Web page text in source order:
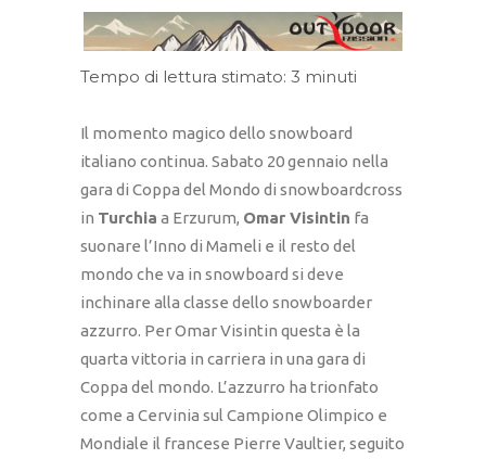
Tempo di lettura stimato: 3 minuti
Il momento magico dello snowboard
italiano continua. Sabato 20 gennaio nella
gara di Coppa del Mondo di snowboardcross
in Turchia a Erzurum, Omar Visintin fa
suonare l’Inno di Mameli e il resto del
mondo che va in snowboard si deve
inchinare alla classe dello snowboarder
azzurro. Per Omar Visintin questa è la
quarta vittoria in carriera in una gara di
Coppa del mondo. L’azzurro ha trionfato
come a Cervinia sul Campione Olimpico e
Mondiale il francese Pierre Vaultier, seguito